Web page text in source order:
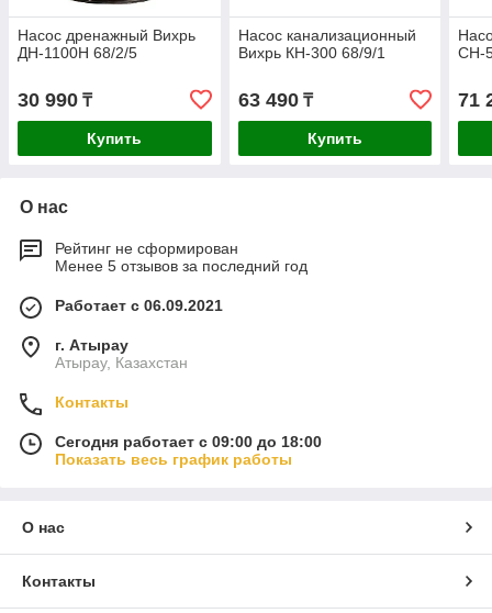
Насос дренажный Вихрь
ДН-1100Н 68/2/5
30 990 ₸
Купить
Насос канализационный
Вихрь КН-300 68/9/1
63 490₸
Купить
СН-
71
О нас
Рейтинг не сформирован
Менее 5 отзывов за последний год
Работает с 06.09.2021
г. Атырау
Атырау, Казахстан
Контакты
Сегодня работает с 09:00 до 18:00
Показать весь график работы
О нас
Контакты